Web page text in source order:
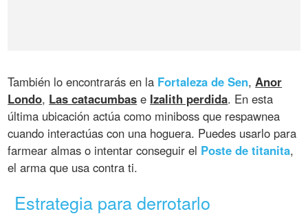
También lo encontrarás en la Fortaleza de Sen,Anor
Londo, Las catacumbas e Izalith perdida. En esta
última ubicación actúa como miniboss que respawnea
cuando interactúas con una hoguera. Puedes usarlo para
farmear almas o intentar conseguir el Poste de titanita,
el arma que usa contra ti.
Estrategia para derrotarlo